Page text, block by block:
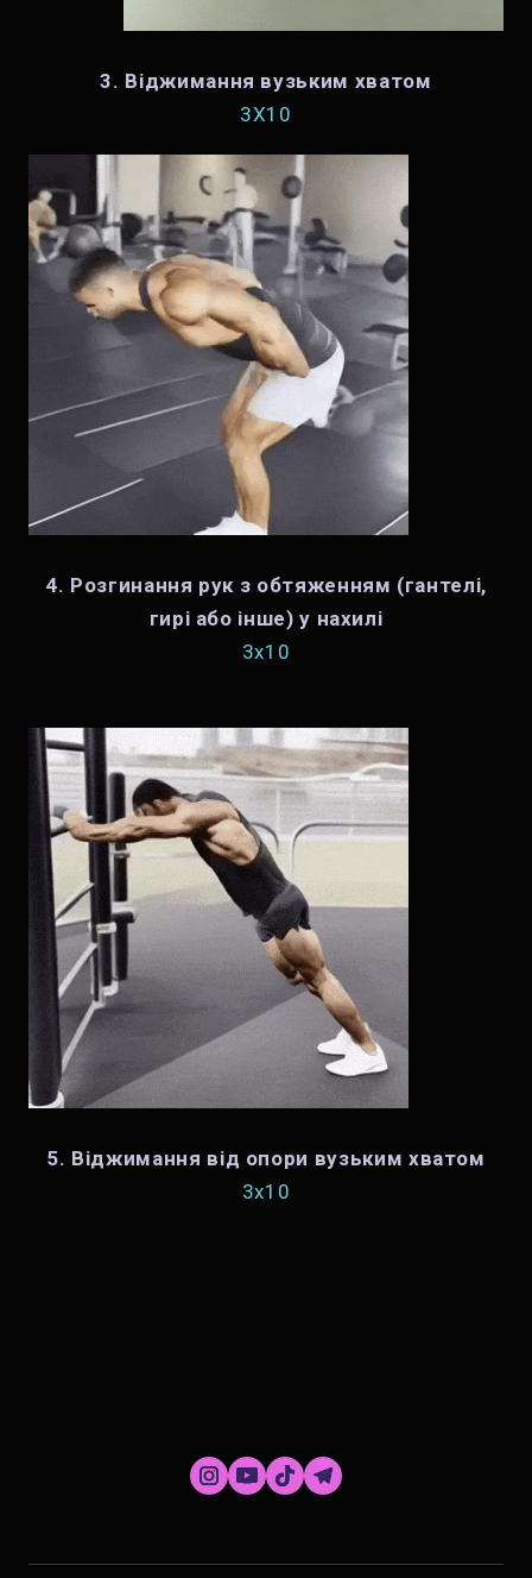
3. Віджимання вузьким хватом
3X10
4. Розгинання рук з обтяженням (гантелі,
гирі або інше) у нахилі
3х10
5. Віджимання від опори вузьким хватом
3х10